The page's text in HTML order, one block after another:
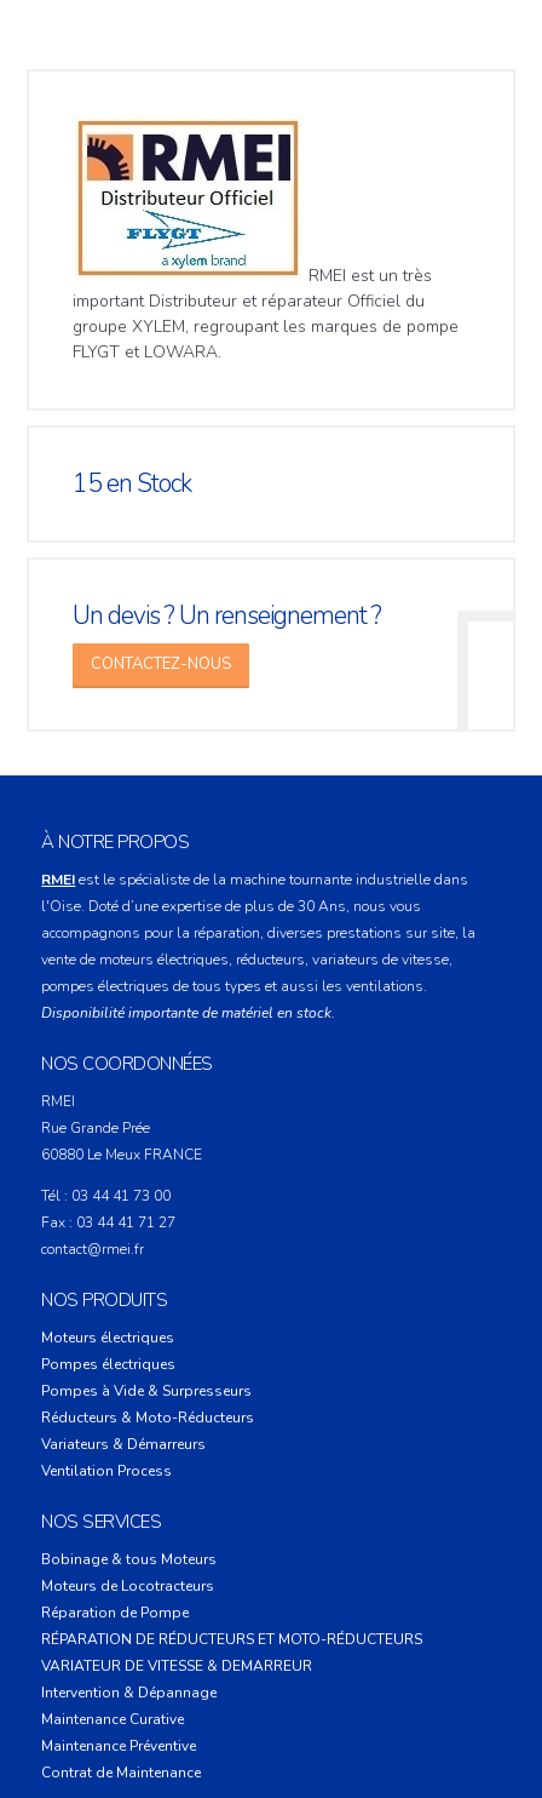
RMEI est un très
important Distributeur et réparateur Officiel du
groupe XYLEM, regroupant les marques de pompe
FLYGT et LOWARA.
15en Stock
Un devis ? Un renseignement ?
CONTACTEZ-NOUS
À NOTRE PROPOS
RMEIest le spécialiste de la machine tournante industrielle dans
l'Oise. Doté d’une expertise de plus de 30 Ans, nous vous
accompagnons pour la réparation, diverses prestations sur site, la
vente de moteurs électriques, réducteurs, variateurs de vitesse,
pompes électriques de tous types et aussi les ventilations.
Disponibilité importante de matériel en stock.
NOS COORDONNÉES
RMEI
Rue Grande Prée
60880 Le Meux FRANCE
Tél : 03 44 41 73 00
Fax : 03 44 41 71 27
contact@rmei.fr
NOS PRODUITS
Moteurs électriques
Pompes électriques
Pompes à Vide & Surpresseurs
Réducteurs & Moto-Réducteurs
Variateurs & Démarreurs
Ventilation Process
NOS SERVICES
Bobinage & tous Moteurs
Moteurs de Locotracteurs
Réparation de Pompe
RÉPARATION DE RÉDUCTEURS ET MOTO-RÉDUCTEURS
VARIATEUR DE VITESSE & DEMARREUR
Intervention & Dépannage
Maintenance Curative
Maintenance Préventive
Contrat de Maintenance